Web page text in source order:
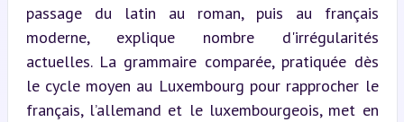
passage du latin au roman, puis au français
moderne, explique nombre d'irrégularités
actuelles. La grammaire comparée, pratiquée dès
le cycle moyen au Luxembourg pour rapprocher le
français, l’allemand et le luxembourgeois, met en